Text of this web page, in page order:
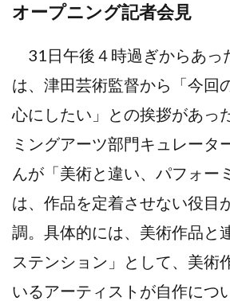
オープニング記者会見
31日午後４時過ぎからあっ
は、津田芸術監督から「今回
心にしたい」との挨拶があっ
ミングアーツ部門キュレータ
んが「美術と違い、パフォー
は、作品を定着させない役目
調。具体的には、美術作品と
ステンション」として、美術
いるアーティストが自作につ